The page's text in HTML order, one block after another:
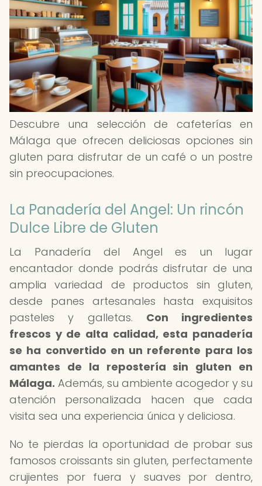
Descubre una selección de cafeterías en
Málaga que ofrecen deliciosas opciones sin
gluten para disfrutar de un café o un postre
sin preocupaciones.
La Panadería del Angel: Un rincón
Dulce Libre de Gluten
La Panadería del Angel es un lugar
encantador donde podrás disfrutar de una
amplia variedad de productos sin gluten,
desde panes artesanales hasta exquisitos
pasteles y galletas. Con ingredientes
frescos y de alta calidad, esta panadería
se ha convertido en un referente para los
amantes de la repostería sin gluten en
Málaga. Además, su ambiente acogedor y su
atención personalizada hacen que cada
visita sea una experiencia única y deliciosa.
No te pierdas la oportunidad de probar sus
famosos croissants sin gluten, perfectamente
crujientes por fuera y suaves por dentro,